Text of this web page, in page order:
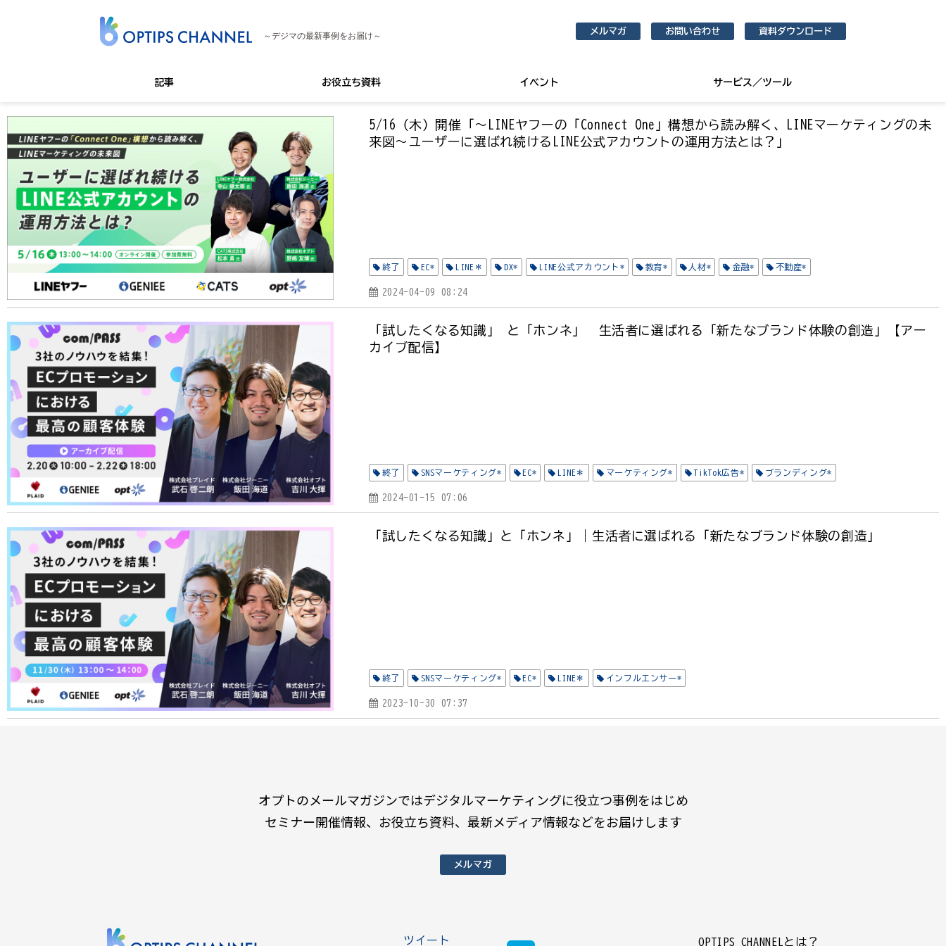
～デジマの最新事例をお届け～ メルマガ お問い合わせ 資料ダウンロード
記事 お役立ち資料 イベント サービス／ツール
5/16（木）開催「～LINEヤフーの「Connect One」構想から読み解く、LINEマーケティングの未
来図～ユーザーに選ばれ続けるLINE公式アカウントの運用方法とは？」
終了 EC* LINE＊ DX* LINE公式アカウント* 教育* 人材* 金融* 不動産*
2024-04-09 08:24
「試したくなる知識」 と「ホンネ」 生活者に選ばれる「新たなブランド体験の創造」【アー
カイブ配信】
終了 SNSマーケティング* EC* LINE＊ マーケティング* TikTok広告* ブランディング*
2024-01-15 07:06
「試したくなる知識」と「ホンネ」｜生活者に選ばれる「新たなブランド体験の創造」
終了 SNSマーケティング* EC* LINE＊ インフルエンサー*
2023-10-30 07:37
オプトのメールマガジンではデジタルマーケティングに役立つ事例をはじめ
セミナー開催情報、お役立ち資料、最新メディア情報などをお届けします
メルマガ
ツイート OPTIPS CHANNELとは？